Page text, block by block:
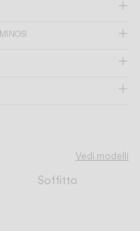
Vedi modelli
Soffitto